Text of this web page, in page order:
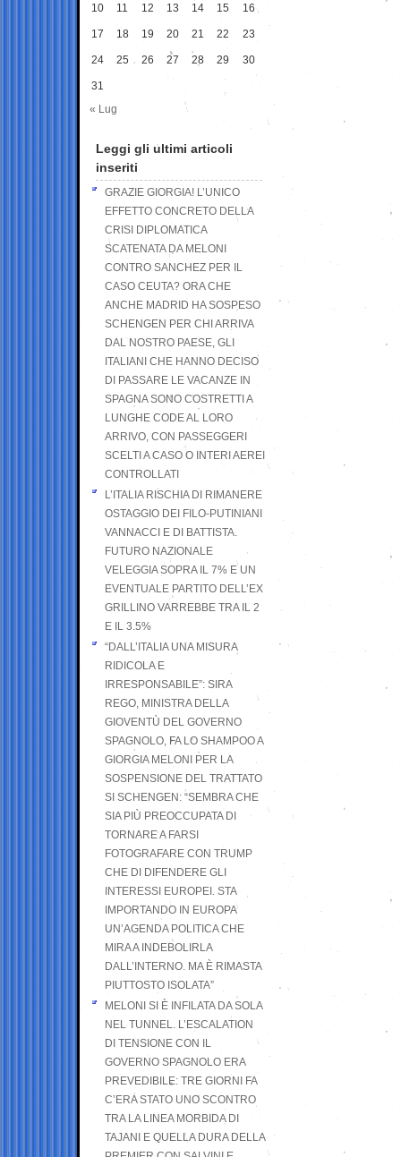
10 11 12 13 14 15 16
17 18 19 20 21 22 23
24 25 26 27 28 29 30
31
« Lug
Leggi gli ultimi articoli
inseriti
GRAZIE GIORGIA! L’UNICO
EFFETTO CONCRETO DELLA
CRISI DIPLOMATICA
SCATENATA DA MELONI
CONTRO SANCHEZ PER IL
CASO CEUTA? ORA CHE
ANCHE MADRID HA SOSPESO
SCHENGEN PER CHI ARRIVA
DAL NOSTRO PAESE, GLI
ITALIANI CHE HANNO DECISO
DI PASSARE LE VACANZE IN
SPAGNA SONO COSTRETTI A
LUNGHE CODE AL LORO
ARRIVO, CON PASSEGGERI
SCELTI A CASO O INTERI AEREI
CONTROLLATI
L’ITALIA RISCHIA DI RIMANERE
OSTAGGIO DEI FILO-PUTINIANI
VANNACCI E DI BATTISTA.
FUTURO NAZIONALE
VELEGGIA SOPRA IL 7% E UN
EVENTUALE PARTITO DELL’EX
GRILLINO VARREBBE TRA IL 2
E IL 3.5%
“DALL’ITALIA UNA MISURA
RIDICOLA E
IRRESPONSABILE”: SIRA
REGO, MINISTRA DELLA
GIOVENTÙ DEL GOVERNO
SPAGNOLO, FA LO SHAMPOO A
GIORGIA MELONI PER LA
SOSPENSIONE DEL TRATTATO
SI SCHENGEN: “SEMBRA CHE
SIA PIÙ PREOCCUPATA DI
TORNARE A FARSI
FOTOGRAFARE CON TRUMP
CHE DI DIFENDERE GLI
INTERESSI EUROPEI. STA
IMPORTANDO IN EUROPA
UN’AGENDA POLITICA CHE
MIRA A INDEBOLIRLA
DALL’INTERNO. MA È RIMASTA
PIUTTOSTO ISOLATA”
MELONI SI È INFILATA DA SOLA
NEL TUNNEL. L’ESCALATION
DI TENSIONE CON IL
GOVERNO SPAGNOLO ERA
PREVEDIBILE: TRE GIORNI FA
C’ERA STATO UNO SCONTRO
TRA LA LINEA MORBIDA DI
TAJANI E QUELLA DURA DELLA